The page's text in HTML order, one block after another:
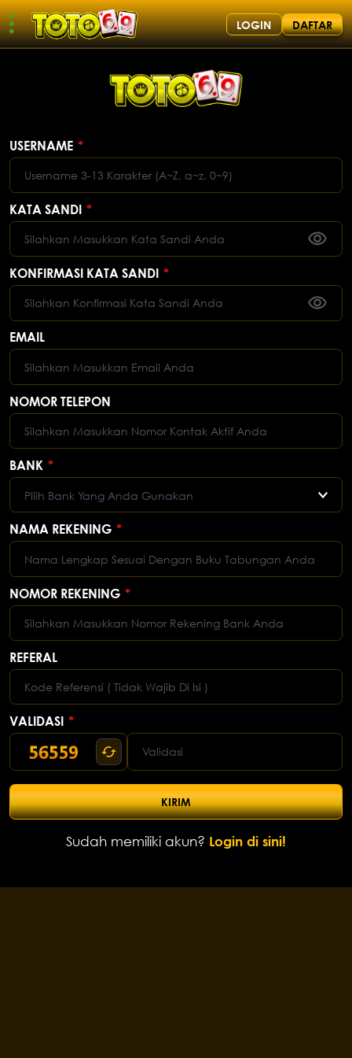
LOGIN DAFTAR
USERNAME *
KATA SANDI *
KONFIRMASI KATA SANDI *
EMAIL
NOMOR TELEPON
BANK *
Pilih Bank Yang Anda Gunakan
NAMA REKENING *
NOMOR REKENING *
REFERAL
VALIDASI *
KIRIM
Sudah memiliki akun? Login di sini!